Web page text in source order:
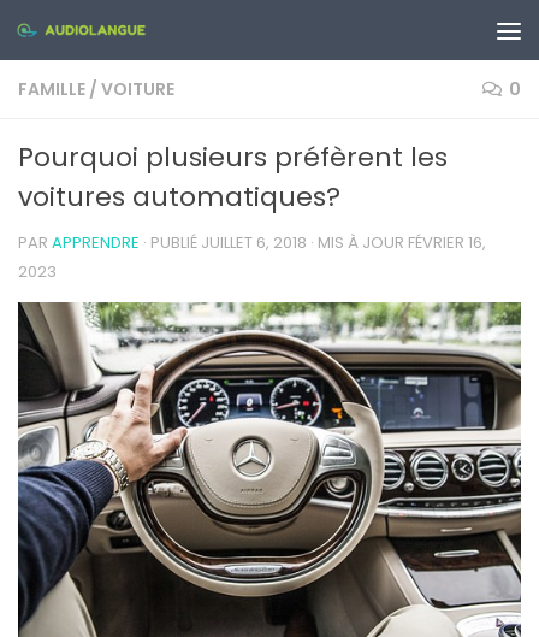
Skip to content
FAMILLE / VOITURE 0
Pourquoi plusieurs préfèrent les
voitures automatiques?
PAR APPRENDRE · PUBLIÉ JUILLET 6, 2018 · MIS À JOUR FÉVRIER 16,
2023